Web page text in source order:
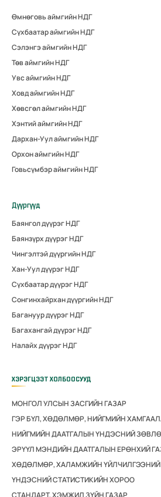
Өмнөговь аймгийн НДГ
Сүхбаатар аймгийн НДГ
Сэлэнгэ аймгийн НДГ
Төв аймгийн НДГ
Увс аймгийн НДГ
Ховд аймгийн НДГ
Хөвсгөл аймгийн НДГ
Хэнтий аймгийн НДГ
Дархан-Уул аймгийн НДГ
Орхон аймгийн НДГ
Говьсүмбэр аймгийн НДГ
Дүүргүүд
Баянгол дүүрэг НДГ
Баянзүрх дүүрэг НДГ
Чингэлтэй дүүргийн НДГ
Хан-Уул дүүрэг НДГ
Сүхбаатар дүүрэг НДГ
Сонгинхайрхан дүүргийн НДГ
Багануур дүүрэг НДГ
Багахангай дүүрэг НДГ
Налайх дүүрэг НДГ
ХЭРЭГЦЭЭТ ХОЛБООСУУД
МОНГОЛ УЛСЫН ЗАСГИЙН ГАЗАР
ГЭР БҮЛ, ХӨДӨЛМӨР, НИЙГМИЙН
НИЙГМИЙН ДААТГАЛЫН ҮНДЭСНИЙ
ЭРҮҮЛ МЭНДИЙН ДААТГАЛЫН ЕРӨНХИЙ
ХӨДӨЛМӨР, ХАЛАМЖИЙН ҮЙЛЧИЛГЭЭНИЙ
ҮНДЭСНИЙ СТАТИСТИКИЙН ХОРОО
СТАНДАРТ, ХЭМЖИЛ ЗҮЙН ГАЗАР